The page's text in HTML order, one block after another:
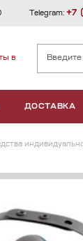
в
ДОСТАВКА
Telegram: +7